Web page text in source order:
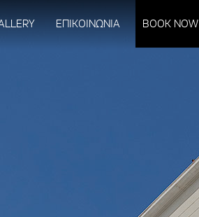
ΕΠΙΚΟΙΝΩΝΙΑ BOOK NOW